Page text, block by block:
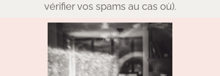
vérifier vos spams au cas où).